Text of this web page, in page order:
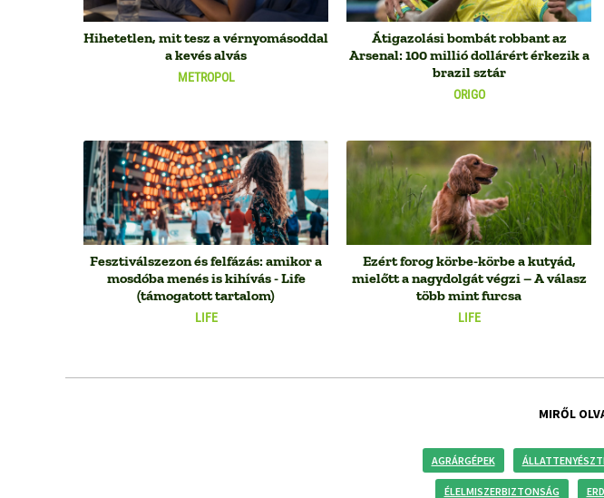
METROPOL
Hihetetlen, mit tesz a vérnyomásoddal
a kevés alvás
ORIGO
Átigazolási bombát robbant az
Arsenal: 100 millió dollárért érkezik a
brazil sztár
LIFE
Fesztiválszezon és felfázás: amikor a
mosdóba menés is kihívás - Life
(támogatott tartalom)
LIFE
Ezért forog körbe-körbe a kutyád,
mielőtt a nagydolgát végzi – A válasz
több mint furcsa
MIRŐL
AGRÁRGÉPEK
ÉLELMISZERBIZTONSÁG